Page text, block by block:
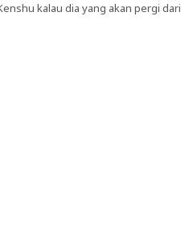
kalau dia yang akan pergi dari